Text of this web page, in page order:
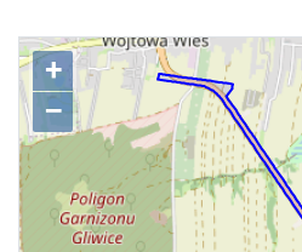
+
–